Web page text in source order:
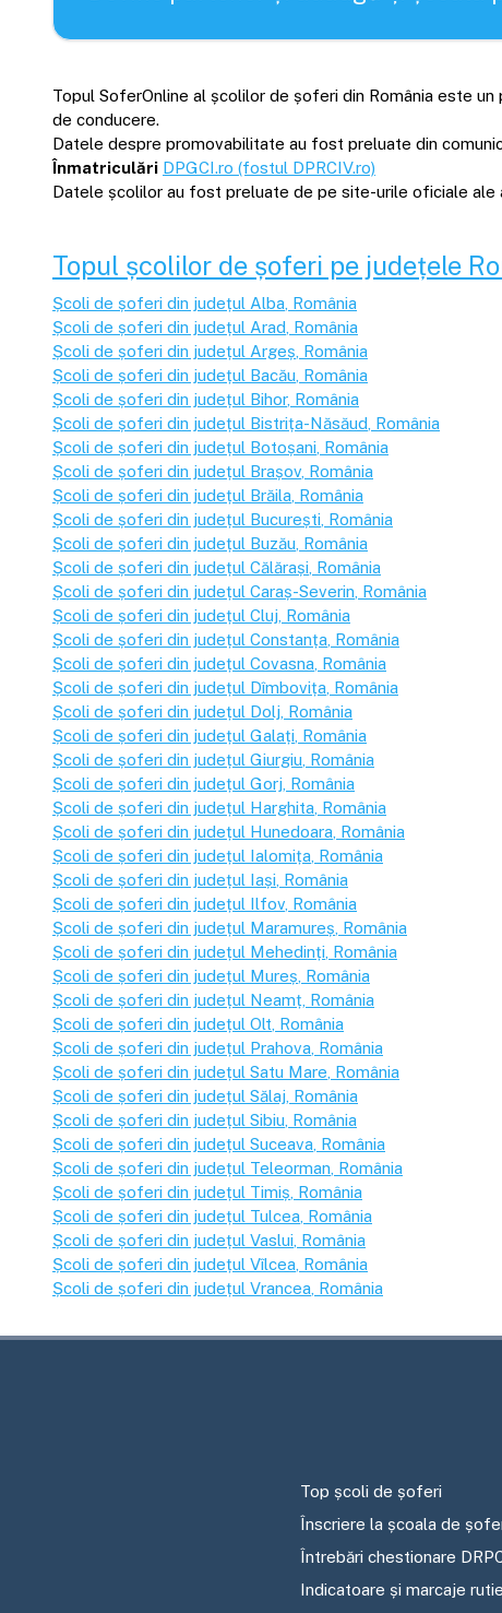
Topul SoferOnline al școlilor de șoferi din România este
de conducere.
Datele despre promovabilitate au fost preluate din
Înmatriculări DPGCI.ro (fostul DPRCIV.ro)
Datele școlilor au fost preluate de pe site-urile oficiale ale
Topul școlilor de șoferi pe județele
Școli de șoferi din județul Alba , România
Școli de șoferi din județul Arad , România
Școli de șoferi din județul Argeș , România
Școli de șoferi din județul Bacău , România
Școli de șoferi din județul Bihor, România
Școli de șoferi din județul Bistrița-Năsăud , România
Școli de șoferi din județul Botoșani , România
Școli de șoferi din județul Brașov , România
Școli de șoferi din județul Brăila , România
Școli de șoferi din județul București , România
Școli de șoferi din județul Buzău , România
Școli de șoferi din județul Călărași , România
Școli de șoferi din județul Caraș-Severin , România
Școli de șoferi din județul Cluj , România
Școli de șoferi din județul Constanța , România
Școli de șoferi din județul Covasna , România
Școli de șoferi din județul Dîmbovița , România
Școli de șoferi din județul Dolj , România
Școli de șoferi din județul Galați , România
Școli de șoferi din județul Giurgiu , România
Școli de șoferi din județul Gorj , România
Școli de șoferi din județul Harghita , România
Școli de șoferi din județul Hunedoara , România
Școli de șoferi din județul Ialomița , România
Școli de șoferi din județul Iași , România
Școli de șoferi din județul Ilfov , România
Școli de șoferi din județul Maramureș , România
Școli de șoferi din județul Mehedinți , România
Școli de șoferi din județul Mureș , România
Școli de șoferi din județul Neamț , România
Școli de șoferi din județul Olt , România
Școli de șoferi din județul Prahova , România
Școli de șoferi din județul Satu Mare , România
Școli de șoferi din județul Sălaj , România
Școli de șoferi din județul Sibiu , România
Școli de șoferi din județul Suceava , România
Școli de șoferi din județul Teleorman , România
Școli de șoferi din județul Timiș , România
Școli de șoferi din județul Tulcea , România
Școli de șoferi din județul Vaslui , România
Școli de șoferi din județul Vîlcea , România
Școli de șoferi din județul Vrancea , România
Top școli de șoferi
Înscriere la școala de
Întrebări chestionare
Indicatoare și marcaje